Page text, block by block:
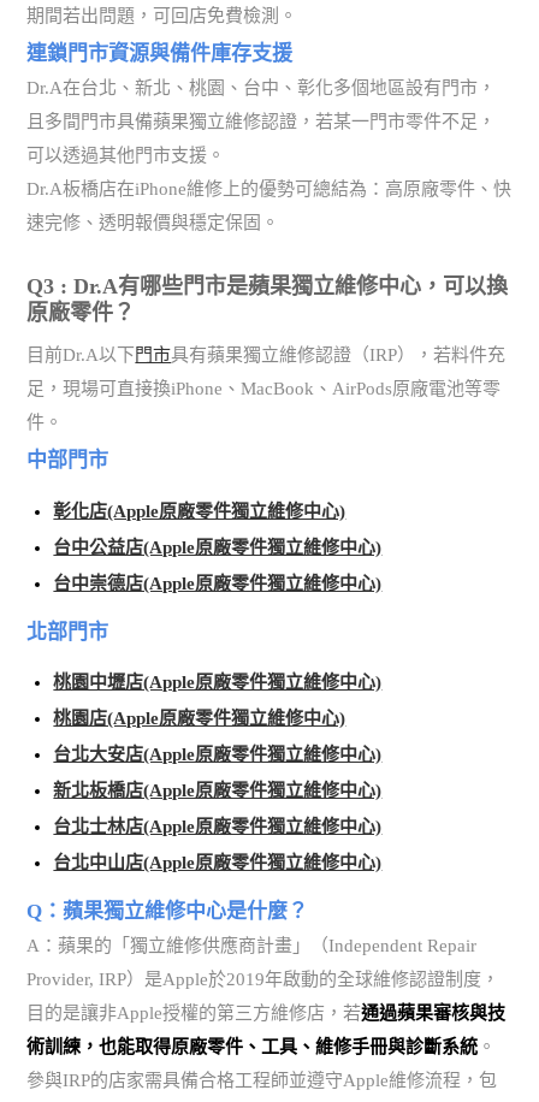
期間若出問題，可回店免費檢測。
連鎖門市資源與備件庫存支援
Dr.A在台北、新北、桃園、台中、彰化多個地區設有門市，
且多間門市具備蘋果獨立維修認證，若某一門市零件不足，
可以透過其他門市支援。
Dr.A板橋店在iPhone維修上的優勢可總結為：高原廠零件、快
速完修、透明報價與穩定保固。
Q3 : Dr.A有哪些門市是蘋果獨立維修中心，可以換
原廠零件？
目前Dr.A以下 門市具有蘋果獨立維修認證（IRP），若料件充
足，現場可直接換iPhone、MacBook、AirPods原廠電池等零
件。
中部門市
彰化店(Apple原廠零件獨立維修中心)
台中公益店(Apple原廠零件獨立維修中心)
台中崇德店(Apple原廠零件獨立維修中心)
北部門市
桃園中壢店(Apple原廠零件獨立維修中心)
桃園店(Apple原廠零件獨立維修中心)
台北大安店(Apple原廠零件獨立維修中心)
新北板橋店(Apple原廠零件獨立維修中心)
台北士林店(Apple原廠零件獨立維修中心)
台北中山店(Apple原廠零件獨立維修中心)
Q：蘋果獨立維修中心是什麼？
A：蘋果的「獨立維修供應商計畫」（Independent Repair
Provider, IRP）是Apple於2019年啟動的全球維修認證制度，
目的是讓非Apple授權的第三方維修店，若通過蘋果審核與技
術訓練，也能取得原廠零件、工具、維修手冊與診斷系統 。
參與IRP的店家需具備合格工程師並遵守Apple維修流程，包